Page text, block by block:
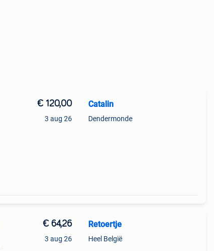
€ 120,00
3 aug 26
Catalin
Dendermonde
€ 64,26
3 aug 26
Retoertje
Heel België